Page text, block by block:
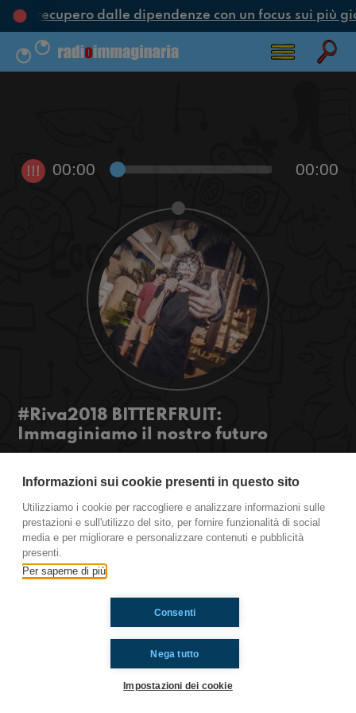
e recupero dalle dipendenze con un focus sui più
!!! 00:00 00:00
#Riva2018 BITTERFRUIT:
Immaginiamo il nostro futuro
Doublemind & Sam due rapper della sanremese
del nostro festival: Teen Parade! curiosi?
#OkkinSu www.radioimmaginaria.it
Ti è piaciuto? Condividilo!
Informazioni sui cookie presenti in questo sito
Utilizziamo i cookie per raccogliere e analizzare informazioni sulle
prestazioni e sull'utilizzo del sito, per fornire funzionalità di social
media e per migliorare e personalizzare contenuti e pubblicità
presenti.
Per saperne di più
Nega tutto
Consenti
Impostazioni dei cookie